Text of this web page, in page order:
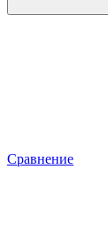
Сравнение